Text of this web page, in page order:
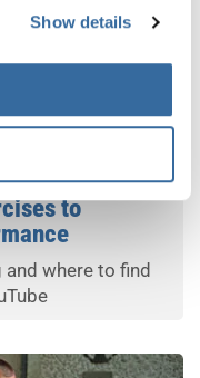
Show details
to
where to find